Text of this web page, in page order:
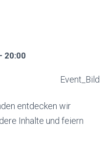
20:00
entdecken wir
Inhalte und feiern